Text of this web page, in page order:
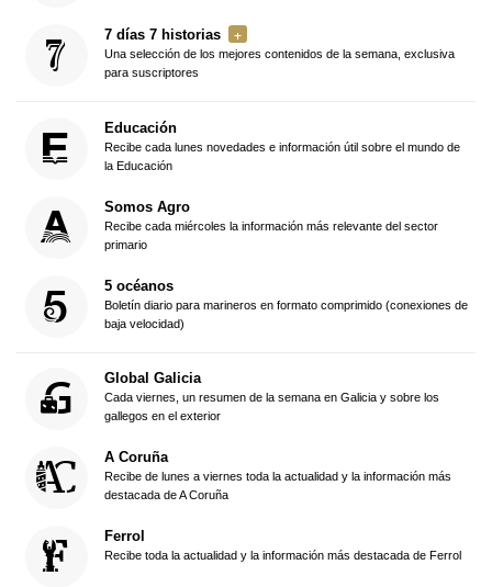
7 días 7 historias
Una selección de los mejores contenidos de la semana, exclusiva
para suscriptores
Educación
Recibe cada lunes novedades e información útil sobre el mundo de
la Educación
Somos Agro
Recibe cada miércoles la información más relevante del sector
primario
5 océanos
Boletín diario para marineros en formato comprimido (conexiones de
baja velocidad)
Global Galicia
Cada viernes, un resumen de la semana en Galicia y sobre los
gallegos en el exterior
A Coruña
Recibe de lunes a viernes toda la actualidad y la información más
destacada de A Coruña
Ferrol
Recibe toda la actualidad y la información más destacada de Ferrol